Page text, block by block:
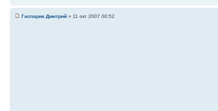
Гаспарик Дмитрий » 11 окт 2007 00:52